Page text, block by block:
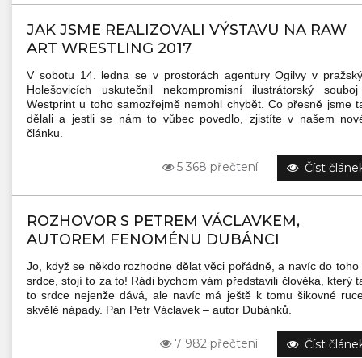
JAK JSME REALIZOVALI VÝSTAVU NA RAW
ART WRESTLING 2017
V sobotu 14. ledna se v prostorách agentury Ogilvy v
Holešovicích uskutečnil nekompromisní ilustrátorský
Westprint u toho samozřejmě nemohl chybět. Co přesně jsme
dělali a jestli se nám to vůbec povedlo, zjistíte v našem
článku.
5 368 přečtení Číst
ROZHOVOR S PETREM VÁCLAVKEM,
AUTOREM FENOMÉNU DUBÁNCI
Jo, když se někdo rozhodne dělat věci pořádně, a navíc do toho
srdce, stojí to za to! Rádi bychom vám představili člověka, který
to srdce nejenže dává, ale navíc má ještě k tomu šikovné
skvělé nápady. Pan Petr Václavek – autor Dubánků.
7 982 přečtení Číst